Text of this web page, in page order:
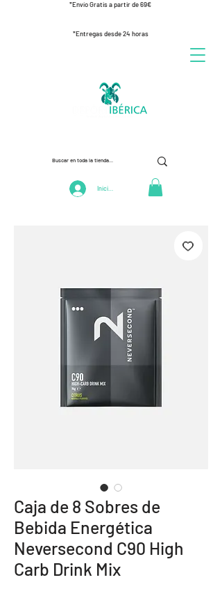
*Envío Gratis a partir de 69€
*Entregas desde 24 horas
Iniciar Sesión
Caja de 8 Sobres de
Bebida Energética
Neversecond C90 High
Carb Drink Mix